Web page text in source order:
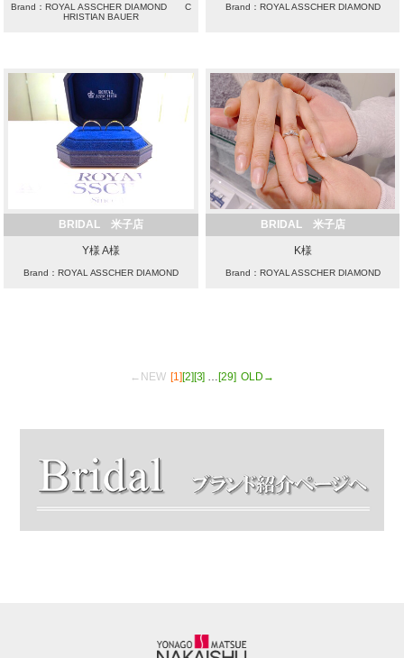
Brand：ROYAL ASSCHER DIAMOND C
HRISTIAN BAUER
Brand：ROYAL ASSCHER DIAMOND
BRIDAL 米子店
Y様 A様
Brand：ROYAL ASSCHER DIAMOND
BRIDAL 米子店
K様
Brand：ROYAL ASSCHER DIAMOND
←NEW [1][2][3] …[29] OLD→